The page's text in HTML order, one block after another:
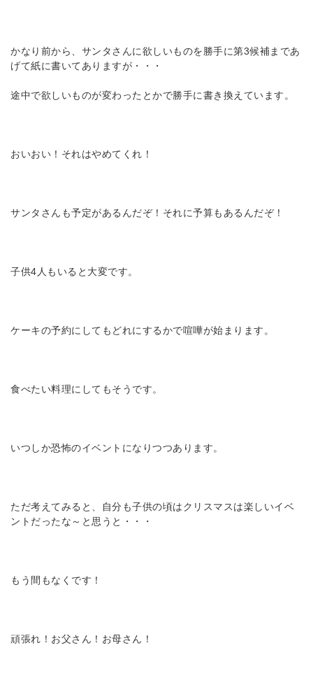
かなり前から、サンタさんに欲しいものを勝手に第3候補まであ
げて紙に書いてありますが・・・
途中で欲しいものが変わったとかで勝手に書き換えています。
おいおい！それはやめてくれ！
サンタさんも予定があるんだぞ！それに予算もあるんだぞ！
子供4人もいると大変です。
ケーキの予約にしてもどれにするかで喧嘩が始まります。
食べたい料理にしてもそうです。
いつしか恐怖のイベントになりつつあります。
ただ考えてみると、自分も子供の頃はクリスマスは楽しいイベ
ントだったな～と思うと・・・
もう間もなくです！
頑張れ！お父さん！お母さん！